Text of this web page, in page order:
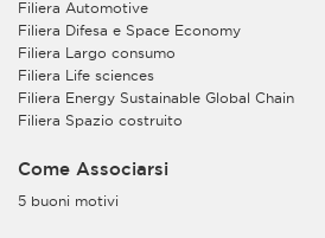
Filiera Automotive
Filiera Difesa e Space Economy
Filiera Largo consumo
Filiera Life sciences
Filiera Energy Sustainable Global Chain
Filiera Spazio costruito
Come Associarsi
5 buoni motivi